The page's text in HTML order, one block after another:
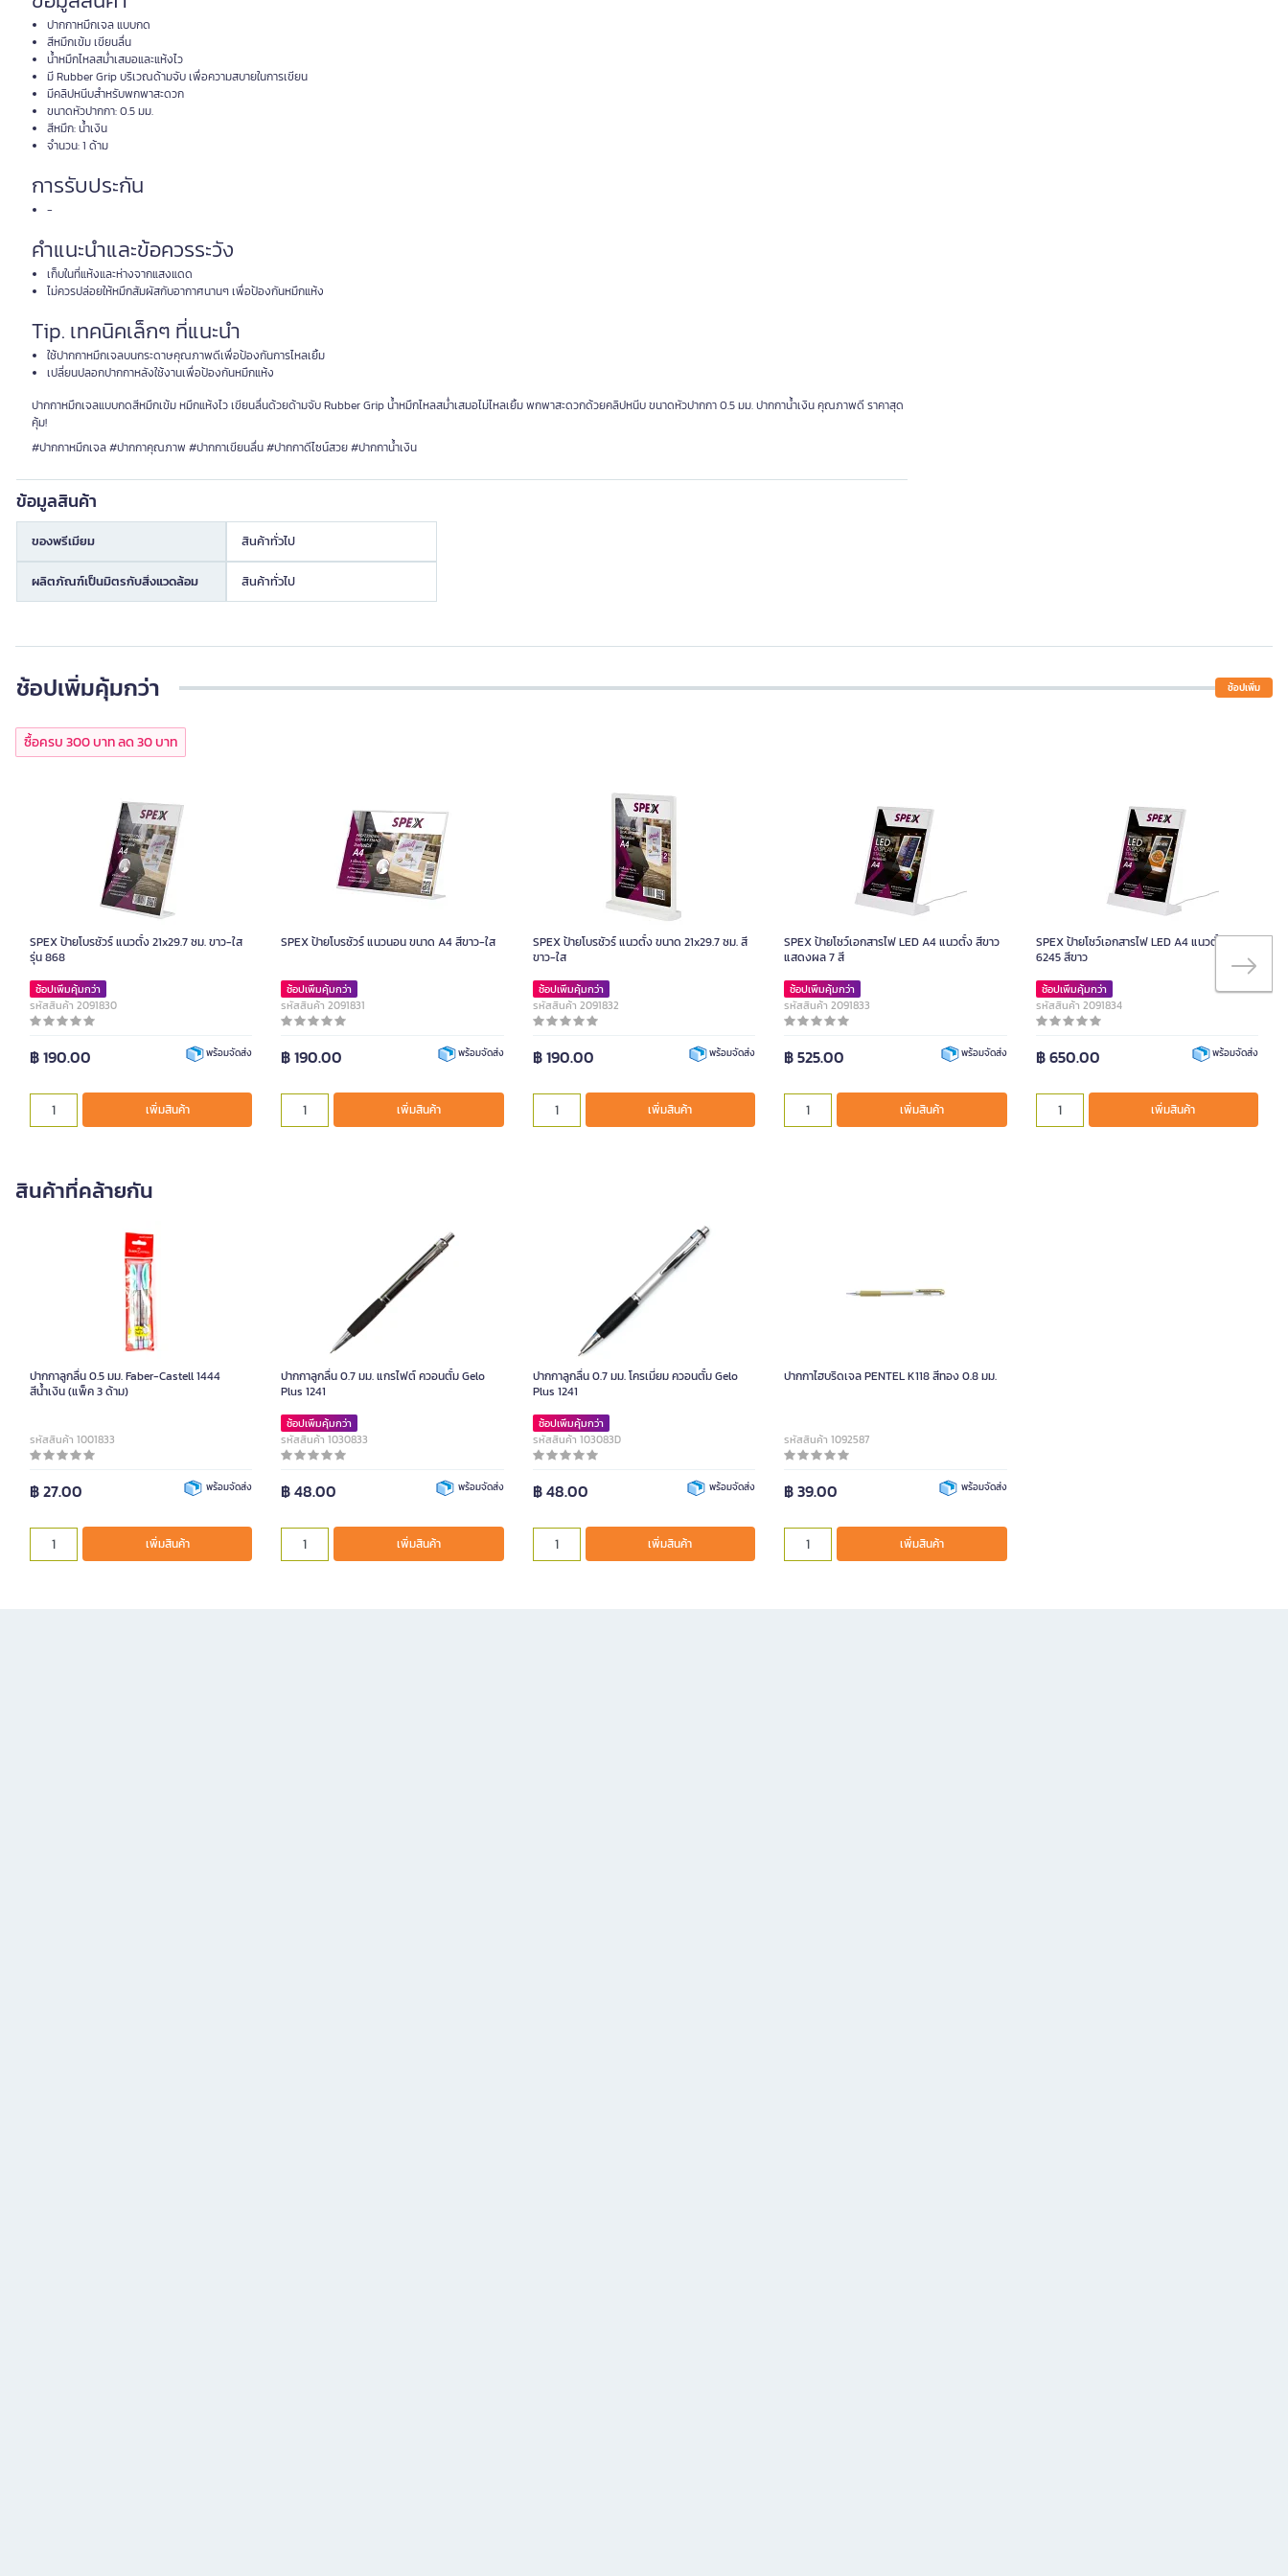
ปากกาหมึกเจล แบบกด
สีหมึกเข้ม เขียนลื่น
น้ำหมึกไหลสม่ำเสมอและแห้งไว
มี Rubber Grip บริเวณด้ามจับ เพื่อความสบายในการเขียน
มีคลิปหนีบสำหรับพกพาสะดวก
ขนาดหัวปากกา: 0.5 มม.
สีหมึก: น้ำเงิน
จำนวน: 1 ด้าม
การรับประกัน
-
คำแนะนำและข้อควรระวัง
เก็บในที่แห้งและห่างจากแสงแดด
ไม่ควรปล่อยให้หมึกสัมผัสกับอากาศนานๆ เพื่อป้องกันหมึกแห้ง
Tip. เทคนิคเล็กๆ ที่แนะนำ
ใช้ปากกาหมึกเจลบนกระดาษคุณภาพดีเพื่อป้องกันการไหลเยิ้ม
เปลี่ยนปลอกปากกาหลังใช้งานเพื่อป้องกันหมึกแห้ง
ปากกาหมึกเจลแบบกดสีหมึกเข้ม หมึกแห้งไว เขียนลื่นด้วยด้ามจับ Rubber Grip น้ำหมึกไหลสม่ำเสมอไม่ไหลเยิ้ม พกพาสะดวกด้วยคลิปหนีบ ขนาดหัวปากกา 0.5 มม. ปากกาน้ำเงิน คุณภาพดี ราคาสุด
คุ้ม!
#ปากกาหมึกเจล #ปากกาคุณภาพ #ปากกาเขียนลื่น #ปากกาดีไซน์สวย #ปากกาน้ำเงิน
ข้อมูลสินค้า
ของพรีเมียม สินค้าทั่วไป
ผลิตภัณฑ์เป็นมิตรกับสิ่งแวดล้อม สินค้าทั่วไป
ช้อปเพิ่มคุ้มกว่า ช้อปเพิ่ม
ซื้อครบ 300 บาท ลด 30 บาท
SPEX ป้ายโบรชัวร์ แนวตั้ง 21x29.7 ซม. ขาว-ใส
รุ่น 868
ช้อปเพิ่มคุ้มกว่า
รหัสสินค้า 2091830
฿ 190.00 พร้อมจัดส่ง
เพิ่มสินค้า
SPEX ป้ายโบรชัวร์ แนวนอน ขนาด A4 สีขาว-ใส
ช้อปเพิ่มคุ้มกว่า
รหัสสินค้า 2091831
฿ 190.00 พร้อมจัดส่ง
เพิ่มสินค้า
SPEX ป้ายโบรชัวร์ แนวตั้ง ขนาด 21x29.7 ซม. สี
ขาว-ใส
ช้อปเพิ่มคุ้มกว่า
รหัสสินค้า 2091832
฿ 190.00 พร้อมจัดส่ง
เพิ่มสินค้า
SPEX ป้ายโชว์เอกสารไฟ LED A4 แนวตั้ง สีขาว
แสดงผล 7 สี
ช้อปเพิ่มคุ้มกว่า
รหัสสินค้า 2091833
฿ 525.00 พร้อมจัดส่ง
เพิ่มสินค้า
SPEX ป้ายโชว์เอกสารไฟ LED A4 แนวตั้ง รุ่น
6245 สีขาว
ช้อปเพิ่มคุ้มกว่า
รหัสสินค้า 2091834
฿ 650.00 พร้อมจัดส่ง
เพิ่มสินค้า
สินค้าที่คล้ายกัน
ปากกาลูกลื่น 0.5 มม. Faber-Castell 1444
สีน้ำเงิน (แพ็ค 3 ด้าม)
รหัสสินค้า 1001833
฿ 27.00 พร้อมจัดส่ง
เพิ่มสินค้า
ปากกาลูกลื่น 0.7 มม. แกรไฟต์ ควอนตั้ม Gelo
Plus 1241
ช้อปเพิ่มคุ้มกว่า
รหัสสินค้า 1030833
฿ 48.00 พร้อมจัดส่ง
เพิ่มสินค้า
ปากกาลูกลื่น 0.7 มม. โครเมี่ยม ควอนตั้ม Gelo
Plus 1241
ช้อปเพิ่มคุ้มกว่า
รหัสสินค้า 103083D
฿ 48.00 พร้อมจัดส่ง
เพิ่มสินค้า
ปากกาไฮบริดเจล PENTEL K118 สีทอง 0.8 มม.
รหัสสินค้า 1092587
฿ 39.00 พร้อมจัดส่ง
เพิ่มสินค้า